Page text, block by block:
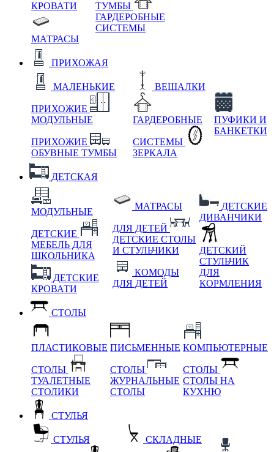
КРОВАТИ
МАТРАСЫ
ТУМБЫ
ГАРДЕРОБНЫЕ
СИСТЕМЫ
ПРИХОЖАЯ
МАЛЕНЬКИЕ
ПРИХОЖИЕ
МОДУЛЬНЫЕ
ПРИХОЖИЕ
ОБУВНЫЕ ТУМБЫ
ВЕШАЛКИ
ГАРДЕРОБНЫЕ
СИСТЕМЫ
ЗЕРКАЛА
ПУФИКИ И
БАНКЕТКИ
ДЕТСКАЯ
МОДУЛЬНЫЕ
ДЕТСКИЕ
МЕБЕЛЬ ДЛЯ
ШКОЛЬНИКА
ДЕТСКИЕ
КРОВАТИ
МАТРАСЫ
ДЛЯ ДЕТЕЙ
ДЕТСКИЕ СТОЛЫ
И СТУЛЬЧИКИ
КОМОДЫ
ДЛЯ ДЕТЕЙ
ДЕТСКИЕ
ДИВАНЧИКИ
ДЕТСКИЙ
СТУЛЬЧИК
ДЛЯ
КОРМЛЕНИЯ
СТОЛЫ
ПЛАСТИКОВЫЕ
СТОЛЫ
ТУАЛЕТНЫЕ
СТОЛИКИ
ПИСЬМЕННЫЕ
СТОЛЫ
ЖУРНАЛЬНЫЕ
СТОЛЫ
КОМПЬЮТЕРНЫЕ
СТОЛЫ
СТОЛЫ НА
КУХНЮ
СТУЛЬЯ
СТУЛЬЯ СКЛАДНЫЕ